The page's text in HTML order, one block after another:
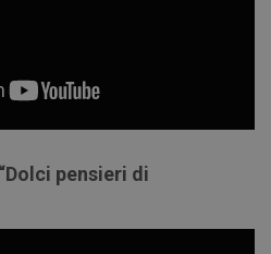
pensieri di